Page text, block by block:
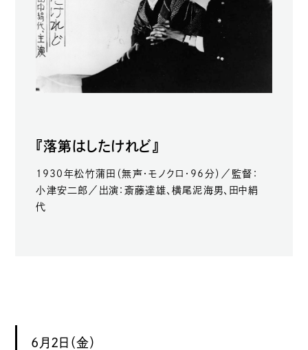
『落第はしたけれど』
1930年松竹蒲田（無声・モノクロ・96分）／監督：
小津安二郎／出演：斎藤達雄、横尾泥海男、田中絹
代
6月2日（金）